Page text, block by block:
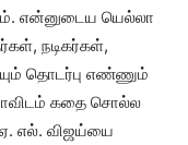
என்னுடைய யெல்லா
நடிகர்கள்,
தொடர்பு எண்ணும்
கதை சொல்ல
எல். விஜய்யை